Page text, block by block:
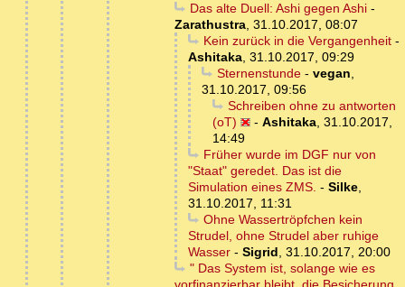
Das alte Duell: Ashi gegen Ashi-
Zarathustra, 31.10.2017, 08:07
Kein zurück in die Vergangenheit-
Ashitaka, 31.10.2017, 09:29
Sternenstunde- vegan,
31.10.2017, 09:56
Schreiben ohne zu antworten
(oT)
- Ashitaka, 31.10.2017,
14:49
Früher wurde im DGF nur von
"Staat" geredet. Das ist die
Simulation eines ZMS. - Silke,
31.10.2017, 11:31
Ohne Wassertröpfchen kein
Strudel, ohne Strudel aber ruhige
Wasser - Sigrid, 31.10.2017, 20:00
" Das System ist, solange wie es